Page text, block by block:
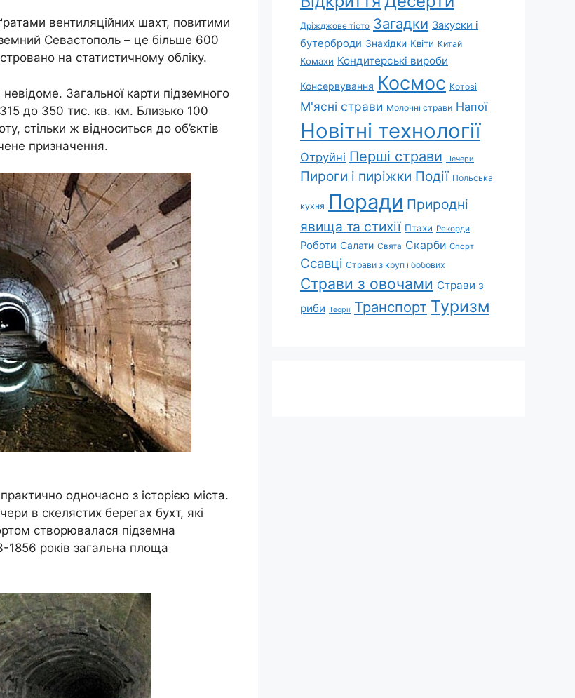
вентиляційних шахт, повитими
Севастополь – це більше 600
на статистичному обліку.
Загальної карти підземного
до 350 тис. кв. км. Близько 100
стільки ж відноситься до об’єктів
призначення.
одночасно з історією міста.
в скелястих берегах бухт, які
створювалася підземна
1856 років загальна площа
Дріжджове тісто Загадки Закуски і
бутерброди Знахідки Квіти Китай
Комахи Кондитерські вироби
Консервування Космос Котові
М'ясні страви Молочні страви Напої
Новітні технології
Отруйні Перші страви Печери
Пироги і пиріжки Події Польська
кухня Поради Природні
явища та стихії Птахи Рекорди
Роботи Салати Свята Скарби Спорт
Ссавці Страви з круп і бобових
Страви з овочами Страви з
риби Теорії Транспорт Туризм